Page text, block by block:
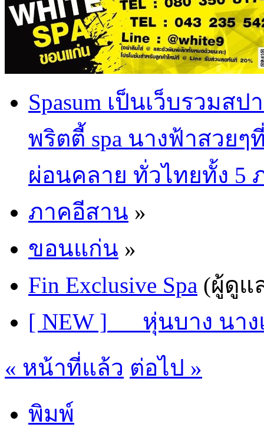
Spasum เป็นเว็บรวม
พริตตี้ spa นางฟ้าสวย
ผ่อนคลาย ทั่วไทยทั้ง 5
ภาคอีสาน »
ขอนแก่น »
Fin Exclusive Spa (ผู้ดูแ
[ NEW ]___หุ่นบาง นา
« หน้าที่แล้ว ต่อไป »
พิมพ์